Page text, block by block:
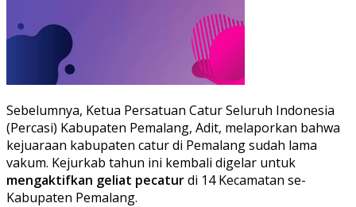
Sebelumnya, Ketua Persatuan Catur Seluruh Indonesia
(Percasi) Kabupaten Pemalang, Adit, melaporkan bahwa
kejuaraan kabupaten catur di Pemalang sudah lama
vakum. Kejurkab tahun ini kembali digelar untuk
mengaktifkan geliat pecaturdi 14 Kecamatan se-
Kabupaten Pemalang.